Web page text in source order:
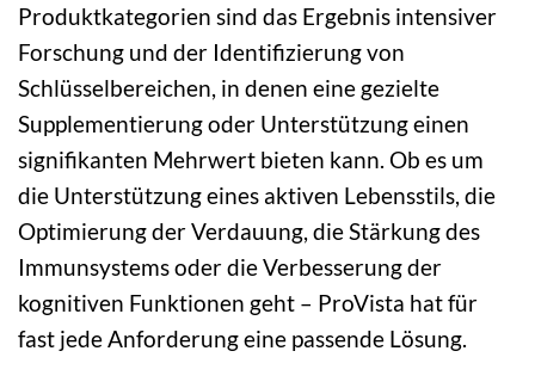
Produktkategorien sind das Ergebnis intensiver
Forschung und der Identifizierung von
Schlüsselbereichen, in denen eine gezielte
Supplementierung oder Unterstützung einen
signifikanten Mehrwert bieten kann. Ob es um
die Unterstützung eines aktiven Lebensstils, die
Optimierung der Verdauung, die Stärkung des
Immunsystems oder die Verbesserung der
kognitiven Funktionen geht – ProVista hat für
fast jede Anforderung eine passende Lösung.